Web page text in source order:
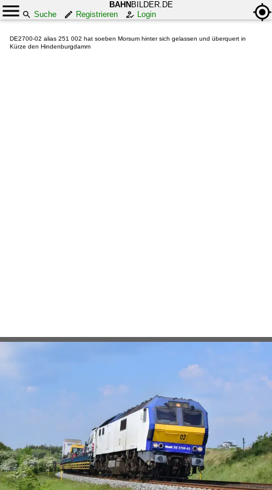
BAHN BILDER.DE
Suche
Registrieren Login
DE2700-02 alias 251 002 hat soeben Morsum hinter sich gelassen und überquert in
Kürze den Hindenburgdamm